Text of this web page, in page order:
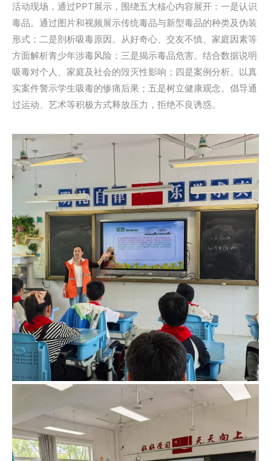
活动现场，通过PPT展示，围绕五大核心内容展开：一是认识
毒品。通过图片和视频展示传统毒品与新型毒品的种类及伪装
形式；二是剖析吸毒原因。从好奇心、交友不慎、家庭因素等
方面解析青少年涉毒风险；三是揭示毒品危害。结合数据说明
吸毒对个人、家庭及社会的毁灭性影响；四是案例分析。以真
实案件警示学生吸毒的惨痛后果；五是树立健康观念。倡导通
过运动、艺术等积极方式释放压力，拒绝不良诱惑。